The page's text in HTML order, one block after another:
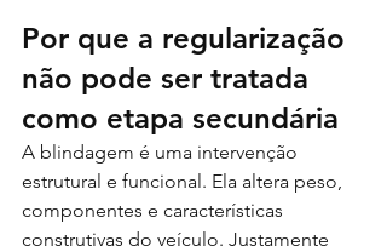
Por que a regularização
não pode ser tratada
como etapa secundária
A blindagem é uma intervenção
estrutural e funcional. Ela altera peso,
componentes e características
construtivas do veículo. Justamente